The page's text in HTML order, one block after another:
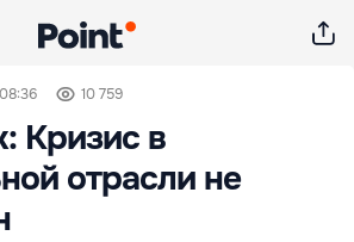
10 759
Кризис в
отрасли не